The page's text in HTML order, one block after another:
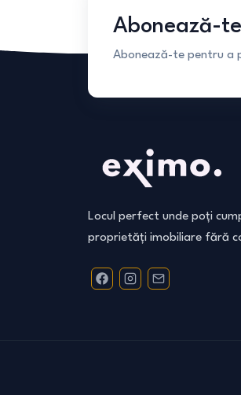
Abonează-
Abonează-te pentru a
Locul perfect unde poți
proprietăți imobiliare fără